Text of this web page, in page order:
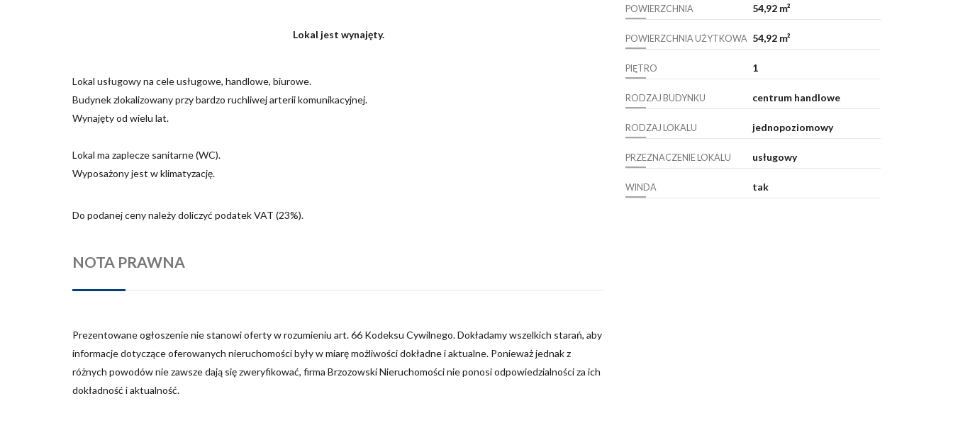
Lokal jest wynajęty.
Lokal usługowy na cele usługowe, handlowe, biurowe.
Budynek zlokalizowany przy bardzo ruchliwej arterii komunikacyjnej.
Wynajęty od wielu lat.
Lokal ma zaplecze sanitarne (WC).
Wyposażony jest w klimatyzację.
Do podanej ceny należy doliczyć podatek VAT (23%).
NOTA PRAWNA
Prezentowane ogłoszenie nie stanowi oferty w rozumieniu art. 66 Kodeksu Cywilnego. Dokładamy wszelkich starań, aby
informacje dotyczące oferowanych nieruchomości były w miarę możliwości dokładne i aktualne. Ponieważ jednak z
różnych powodów nie zawsze dają się zweryfikować, firma Brzozowski Nieruchomości nie ponosi odpowiedzialności za ich
dokładność i aktualność.
POWIERZCHNIA 54,92 m²
POWIERZCHNIA UŻYTKOWA 54,92 m²
PIĘTRO 1
RODZAJ BUDYNKU centrum handlowe
RODZAJ LOKALU jednopoziomowy
PRZEZNACZENIE LOKALU usługowy
WINDA tak